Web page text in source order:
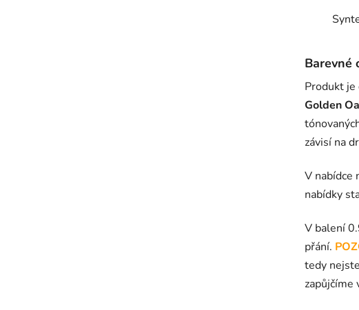
Barevné
Produkt je
Golden
závisí na
V nabídce
nabídky
V balení
přání.
tedy
zapůjčíme